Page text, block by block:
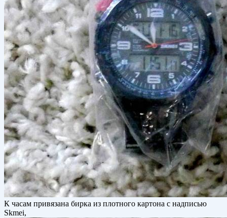
К часам привязана бирка из плотного картона с надписью
Skmei,